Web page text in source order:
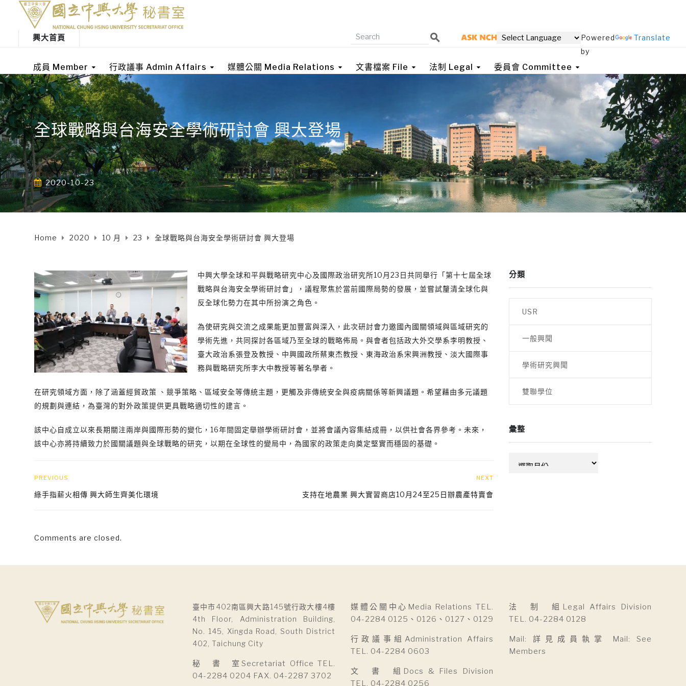
興大首頁
Powered
by
Translate
成員 Member 行政議事 Admin Affairs 媒體公關 Media Relations 文書檔案 File 法制 Legal 委員會 Committee
全球戰略與台海安全學術研討會 興大登場
2020-10-23
Home 2020 10 月 23 全球戰略與台海安全學術研討會 興大登場
中興大學全球和平與戰略研究中心及國際政治研究所10月23日共同舉行「第十七屆全球
戰略與台海安全學術研討會」，議程聚焦於當前國際局勢的發展，並嘗試釐清全球化與
反全球化勢力在其中所扮演之角色。
為使研究與交流之成果能更加豐富與深入，此次研討會力邀國內國關領域與區域研究的
學術先進，共同探討各區域乃至全球的戰略佈局。與會者包括政大外交學系李明教授、
臺大政治系張登及教授、中興國政所蔡東杰教授、東海政治系宋興洲教授、淡大國際事
務與戰略研究所李大中教授等著名學者。
在研究領域方面，除了涵蓋經貿政策 、競爭策略、區域安全等傳統主題，更觸及非傳統安全與疫病關係等新興議題。希望藉由多元議題
的規劃與連結，為臺灣的對外政策提供更具戰略適切性的建言。
該中心自成立以來長期關注兩岸與國際形勢的變化，16年間固定舉辦學術研討會，並將會議內容集結成冊，以供社會各界參考。未來，
該中心亦將持續致力於國關議題與全球戰略的研究，以期在全球性的變局中，為國家的政策走向奠定堅實而穩固的基礎。
PREVIOUS
綠手指薪火相傳 興大師生齊美化環境
NEXT
支持在地農業 興大實習商店10月24至25日辦農產特賣會
Comments are closed.
分類
USR
一般興聞
學術研究興聞
雙聯學位
彙整
臺中市402南區興大路145號行政大樓4樓
4th Floor, Administration Building,
No. 145, Xingda Road, South District
402, Taichung City
秘 書 室Secretariat Office TEL.
04-2284 0204 FAX. 04-2287 3702
媒體公關中心Media Relations TEL.
04-2284 0125、0126、0127、0129
行政議事組Administration Affairs
TEL. 04-2284 0603
文 書 組Docs & Files Division
TEL. 04-2284 0256
法 制 組Legal Affairs Division
TEL. 04-2284 0128
Mail: 詳見成員執掌 Mail: See
Members